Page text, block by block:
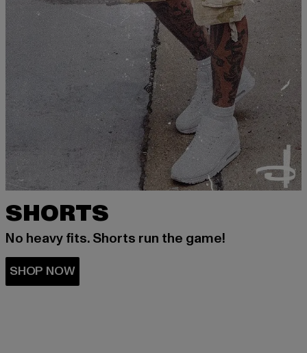
SHORTS
No heavy fits. Shorts run the game!
SHOP NOW